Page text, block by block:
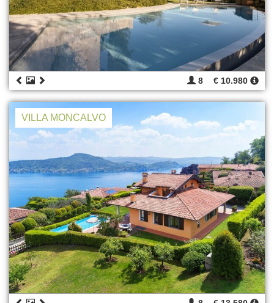
8 € 10.980
VILLA MONCALVO